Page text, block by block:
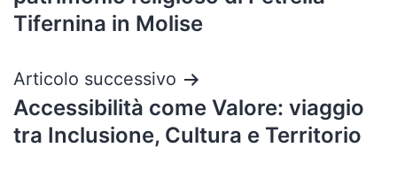
Tifernina in Molise
Articolo successivo
Accessibilità come Valore: viaggio
tra Inclusione, Cultura e Territorio